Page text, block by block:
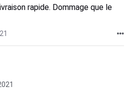
rapide. Dommage que le